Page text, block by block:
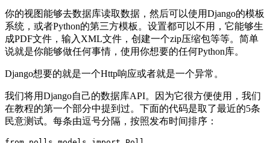
你的视图能够去数据库读取数据，然后可以使用Django的模板
系统，或者Python的第三方模板。设置都可以不用，它能够生
成PDF文件，输入XML文件，创建一个zip压缩包等等。简单
说就是你能够做任何事情，使用你想要的任何Python库。
Django想要的就是一个Http响应或者就是一个异常。
我们将用Django自己的数据库API。因为它很方便使用，我们
在教程的第一个部分中提到过。下面的代码是取了最近的5条
民意测试。每条由逗号分隔，按照发布时间排序：